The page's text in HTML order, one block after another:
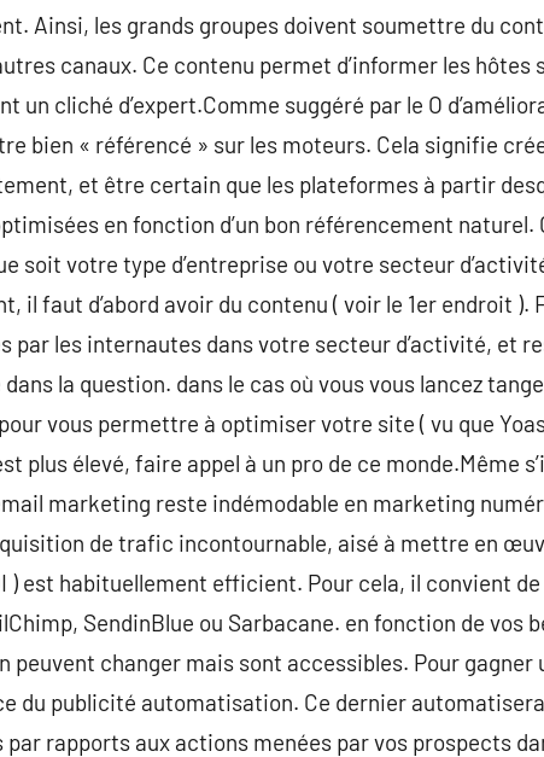
Ainsi, les grands groupes doivent soumettre du
canaux. Ce contenu permet d’informer les hôtes
un cliché d’expert.Comme suggéré par le O
bien « référencé » sur les moteurs. Cela signifie
et être certain que les plateformes à partir
en fonction d’un bon référencement naturel.
soit votre type d’entreprise ou votre secteur
il faut d’abord avoir du contenu ( voir le 1er endroit
par les internautes dans votre secteur d’activité, et
dans la question. dans le cas où vous vous lancez
vous permettre à optimiser votre site ( vu que
plus élevé, faire appel à un pro de ce monde.Même
marketing reste indémodable en marketing
de trafic incontournable, aisé à mettre en
) est habituellement efficient. Pour cela, il convient de
SendinBlue ou Sarbacane. en fonction de vos
peuvent changer mais sont accessibles. Pour
du publicité automatisation. Ce dernier
par rapports aux actions menées par vos prospects